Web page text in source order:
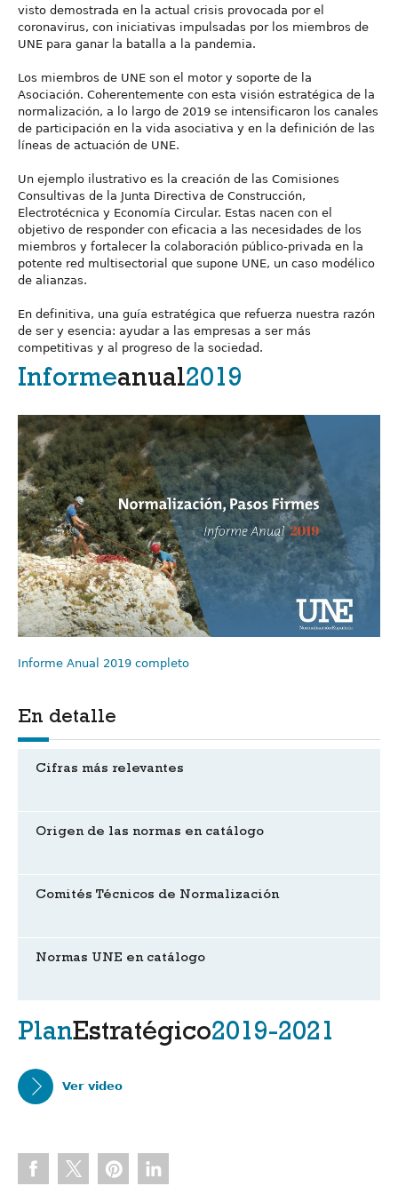
visto demostrada en la actual crisis provocada por el
coronavirus, con iniciativas impulsadas por los miembros de
UNE para ganar la batalla a la pandemia.
Los miembros de UNE son el motor y soporte de la
Asociación. Coherentemente con esta visión estratégica de la
normalización, a lo largo de 2019 se intensificaron los canales
de participación en la vida asociativa y en la definición de las
líneas de actuación de UNE.
Un ejemplo ilustrativo es la creación de las Comisiones
Consultivas de la Junta Directiva de Construcción,
Electrotécnica y Economía Circular. Estas nacen con el
objetivo de responder con eficacia a las necesidades de los
miembros y fortalecer la colaboración público-privada en la
potente red multisectorial que supone UNE, un caso modélico
de alianzas.
En definitiva, una guía estratégica que refuerza nuestra razón
de ser y esencia: ayudar a las empresas a ser más
competitivas y al progreso de la sociedad.
Informeanual2019
Informe Anual 2019 completo
En detalle
Cifras más relevantes
Origen de las normas en catálogo
Comités Técnicos de Normalización
Normas UNE en catálogo
PlanEstratégico2019-2021
Ver video